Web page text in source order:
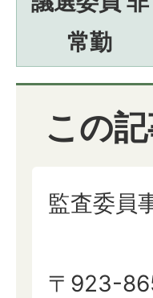
常勤
この
監査委員
〒923-